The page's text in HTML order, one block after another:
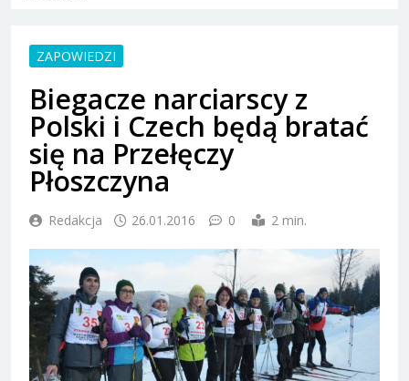
ZAPOWIEDZI
Biegacze narciarscy z
Polski i Czech będą bratać
się na Przełęczy
Płoszczyna
Redakcja 26.01.2016 0 2 min.